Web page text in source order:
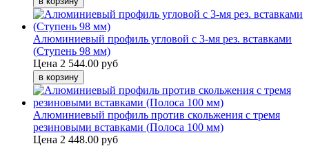
Алюминиевый профиль угловой с 3-мя рез. вставками
(Ступень 98 мм)
Цена 2 544.00 руб
Алюминиевый профиль против скольжения с тремя
резиновыми вставками (Полоса 100 мм)
Цена 2 448.00 руб